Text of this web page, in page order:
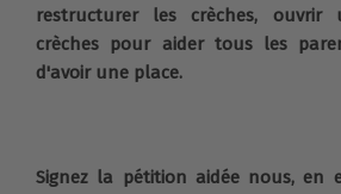
restructurer les crèches, ouvrir
crèches pour aider tous les
d'avoir une place.
Signez la pétition aidée nous, en